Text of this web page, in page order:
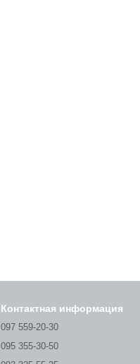
Контактная информация
097 559-20-30
095 355-30-50